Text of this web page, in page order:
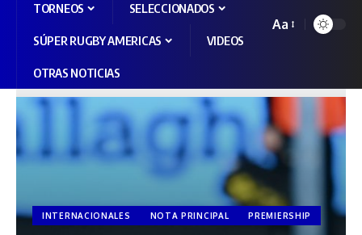
TORNEOS SELECCIONADOS
SÚPER RUGBY AMERICAS VIDEOS
OTRAS NOTICIAS
Aa
INTERNACIONALES NOTA PRINCIPAL PREMIERSHIP